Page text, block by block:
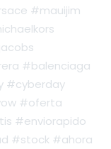
#mauijim
#balenciaga
#cyberday
#oferta
#enviorapido
#stock #ahora